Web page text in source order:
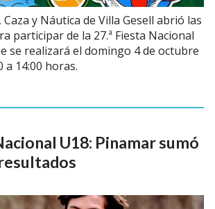
Caza y Náutica de Villa Gesell abrió las
participar de la 27.ª Fiesta Nacional
se realizará el domingo 4 de octubre
a 14:00 horas.
U18: Pinamar sumó